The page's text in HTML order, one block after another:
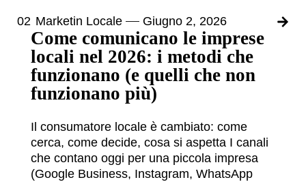
02 Marketin Locale Giugno 2, 2026
Come comunicano le imprese
locali nel 2026: i metodi che
funzionano (e quelli che non
funzionano più)
Il consumatore locale è cambiato: come
cerca, come decide, cosa si aspetta I canali
che contano oggi per una piccola impresa
(Google Business, Instagram, WhatsApp